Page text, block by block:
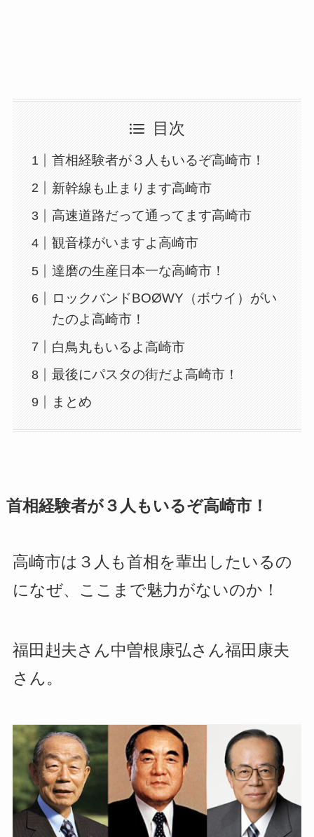
目次
首相経験者が３人もいるぞ高崎市！
新幹線も止まります高崎市
高速道路だって通ってます高崎市
観音様がいますよ高崎市
達磨の生産日本一な高崎市！
ロックバンドBOØWY（ボウイ）がい
たのよ高崎市！
白鳥丸もいるよ高崎市
最後にパスタの街だよ高崎市！
まとめ
首相経験者が３人もいるぞ高崎市！
高崎市は３人も首相を輩出したいるの
になぜ、ここまで魅力がないのか！
福田赳夫さん中曽根康弘さん福田康夫
さん。